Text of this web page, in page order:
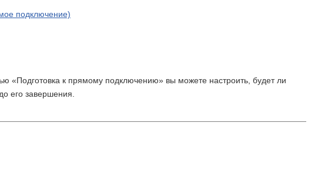
подключение)
к прямому подключению» вы можете настроить, будет ли
его завершения.